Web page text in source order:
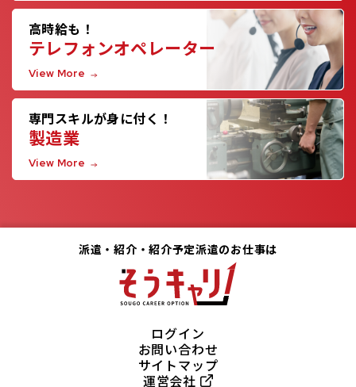
高時給も！
テレフォンオペレーター
View More
専門スキルが身に付く！
製造業
View More
派遣・紹介・紹介予定派遣のお仕事は
ログイン
お問い合わせ
サイトマップ
運営会社